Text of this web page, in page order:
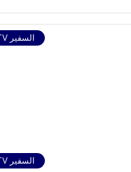
السفير TV
السفير TV